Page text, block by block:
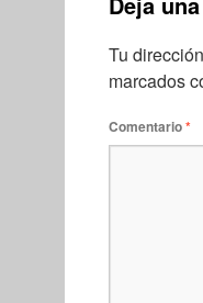
Tu
marcados
Comentario*